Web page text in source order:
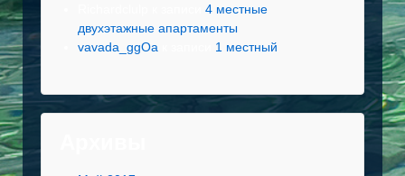
4 местные
двухэтажные апартаменты
vavada_ggOa
1 местный